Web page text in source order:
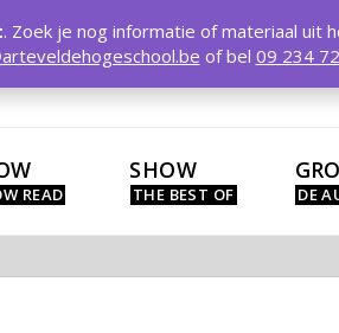
SHOW
. Zoek je nog informatie of materiaal uit
of bel 09 234